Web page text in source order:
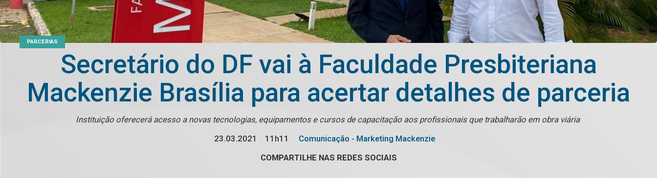
PARCERIAS
Secretário do DF vai à Faculdade Presbiteriana
Mackenzie Brasília para acertar detalhes de parceria
Instituição oferecerá acesso a novas tecnologias, equipamentos e cursos de capacitação aos profissionais que trabalharão em obra viária
23.03.2021
11h11
Comunicação - Marketing Mackenzie
COMPARTILHE NAS REDES SOCIAIS